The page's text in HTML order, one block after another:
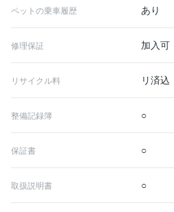
ペットの乗車履歴 あり
修理保証 加入可
リサイクル料 リ済込
整備記録簿 ○
保証書 ○
取扱説明書 ○